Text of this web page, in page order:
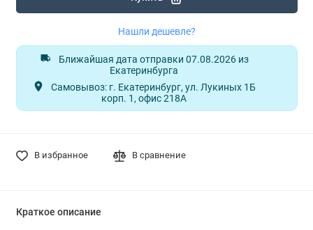
Нашли дешевле?
Ближайшая дата отправки 07.08.2026 из
Екатеринбурга
Самовывоз: г. Екатеринбург, ул. Лукиных 1Б
корп. 1, офис 218А
В избранное В сравнение
Краткое описание